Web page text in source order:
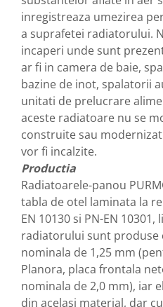
Baterii sanitare
Filtre apa potabila
Sanitare
Accesorii baie
Cabine de dus
Sifoane si rigole
inregistreaza umezirea
a suprafetei radiatorului.
incaperi unde sunt
ar fi in camera de baie,
bazine de inot, spalatorii
unitati de prelucrare
aceste radiatoare nu se
construite sau
vor fi incalzite.
Productia
Radiatoarele-panou
tabla de otel laminata la
EN 10130 si PN-EN
radiatorului sunt produse
nominala de 1,25 mm
Planora, placa frontala
nominala de 2,0 mm), iar
din acelasi material, dar